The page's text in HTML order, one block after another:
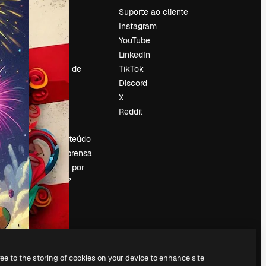
Preços
Sobre nós
Reviews
Tendências de
pesquisa
Blog
Eventos
Slidesgo
Vender conteúdo
Sala de imprensa
Procurando por
magnific.ai?
Suporte ao cliente
Instagram
YouTube
LinkedIn
TikTok
Discord
X
Reddit
to the storing of cookies on your device to enhance site